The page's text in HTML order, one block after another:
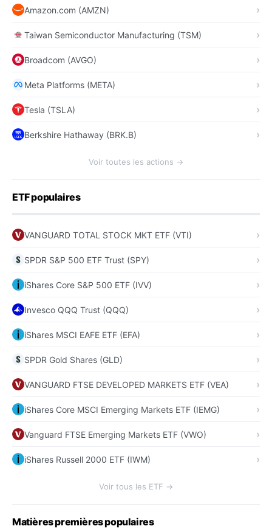
Amazon.com (AMZN)
Taiwan Semiconductor Manufacturing (TSM)
Broadcom (AVGO)
Meta Platforms (META)
Tesla (TSLA)
Berkshire Hathaway (BRK.B)
Voir toutes les actions →
ETF populaires
VANGUARD TOTAL STOCK MKT ETF (VTI)
SPDR S&P 500 ETF Trust (SPY)
iShares Core S&P 500 ETF (IVV)
Invesco QQQ Trust (QQQ)
iShares MSCI EAFE ETF (EFA)
SPDR Gold Shares (GLD)
VANGUARD FTSE DEVELOPED MARKETS ETF (VEA)
iShares Core MSCI Emerging Markets ETF (IEMG)
Vanguard FTSE Emerging Markets ETF (VWO)
iShares Russell 2000 ETF (IWM)
Voir tous les ETF →
Matières premières populaires